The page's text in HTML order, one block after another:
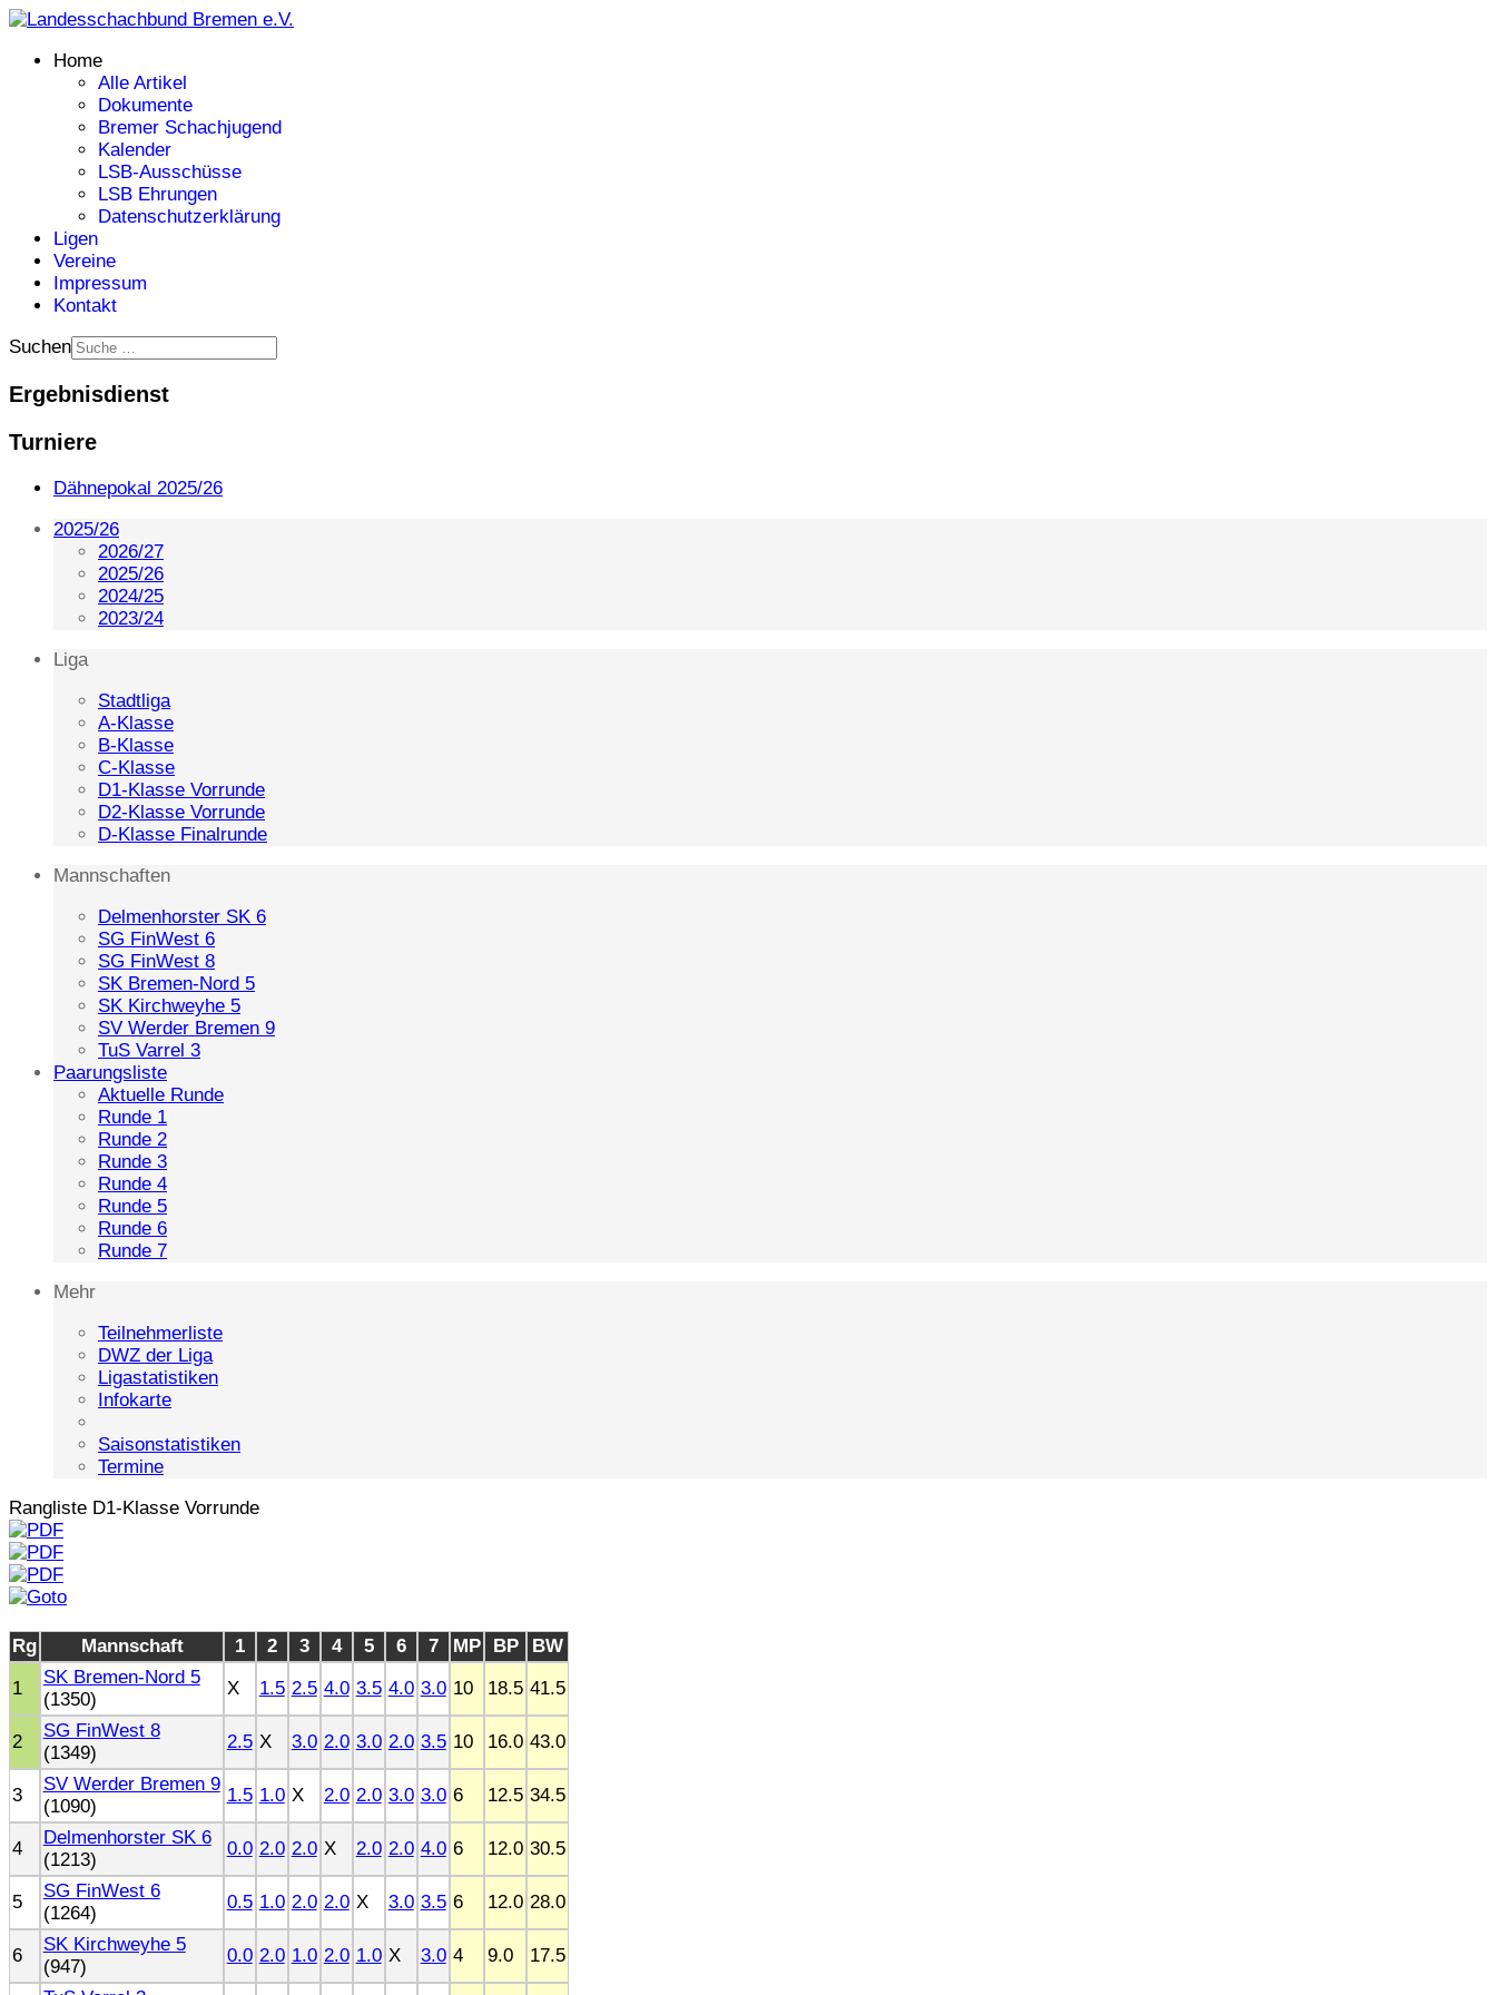
Home
Alle Artikel
Dokumente
Bremer Schachjugend
Kalender
LSB-Ausschüsse
LSB Ehrungen
Datenschutzerklärung
Ligen
Vereine
Impressum
Kontakt
Suchen
Ergebnisdienst
Turniere
Dähnepokal 2025/26
2025/26
2026/27
2025/26
2024/25
2023/24
Liga
Stadtliga
A-Klasse
B-Klasse
C-Klasse
D1-Klasse Vorrunde
D2-Klasse Vorrunde
D-Klasse Finalrunde
Mannschaften
Delmenhorster SK 6
SG FinWest 6
SG FinWest 8
SK Bremen-Nord 5
SK Kirchweyhe 5
SV Werder Bremen 9
TuS Varrel 3
Paarungsliste
Aktuelle Runde
Runde 1
Runde 2
Runde 3
Runde 4
Runde 5
Runde 6
Runde 7
Mehr
Teilnehmerliste
DWZ der Liga
Ligastatistiken
Infokarte
Saisonstatistiken
Termine
Rangliste D1-Klasse Vorrunde
Rg Mannschaft 1 2 3 4 5 6 7 MP BP
BW
1
SK Bremen-Nord 5
(1350)
X 1.5 2.5 4.0 3.5 4.0 3.0 10 18.5 41.5
2
SG FinWest 8
(1349)
2.5 X 3.0 2.0 3.0 2.0 3.5 10 16.0 43.0
3
SV Werder Bremen 9
(1090)
1.5 1.0 X 2.0 2.0 3.0 3.0 6 12.5 34.5
4
Delmenhorster SK 6
(1213)
0.0 2.0 2.0 X 2.0 2.0 4.0 6 12.0 30.5
5
SG FinWest 6
(1264)
0.5 1.0 2.0 2.0 X 3.0 3.5 6 12.0 28.0
6
SK Kirchweyhe 5
(947)
0.0 2.0 1.0 2.0 1.0 X 3.0 4 9.0
17.5